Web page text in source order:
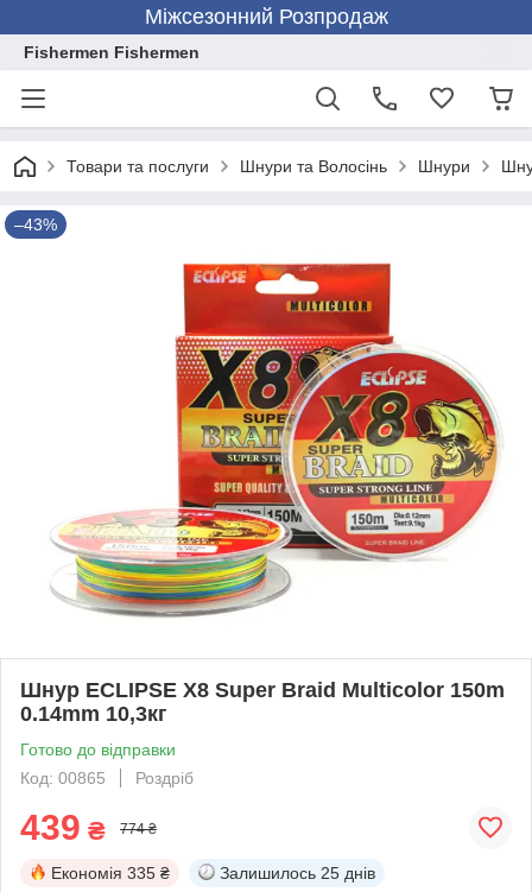
Міжсезонний Розпродаж
Fishermen Fishermen
Товари та послуги Шнури та Волосінь Шнури
–43%
Шнур ECLIPSE X8 Super Braid Multicolor 150m
0.14mm 10,3кг
Готово до відправки
Код: 00865
Роздріб
439 ₴ 774 ₴
Економія 335 ₴ Залишилось 25 днів